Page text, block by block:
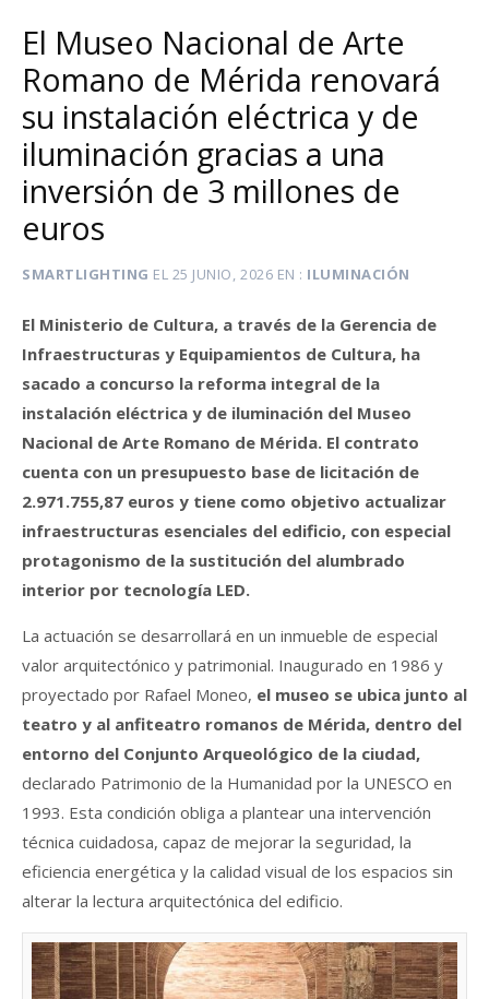
El Museo Nacional de Arte
Romano de Mérida renovará
su instalación eléctrica y de
iluminación gracias a una
inversión de 3 millones de
euros
SMARTLIGHTING EL 25 JUNIO, 2026 EN ILUMINACIÓN
El Ministerio de Cultura, a través de la Gerencia de
Infraestructuras y Equipamientos de Cultura, ha
sacado a concurso la reforma integral de la
instalación eléctrica y de iluminación del Museo
Nacional de Arte Romano de Mérida. El contrato
cuenta con un presupuesto base de licitación de
2.971.755,87 euros y tiene como objetivo actualizar
infraestructuras esenciales del edificio, con especial
protagonismo de la sustitución del alumbrado
interior por tecnología LED.
La actuación se desarrollará en un inmueble de especial
valor arquitectónico y patrimonial. Inaugurado en 1986 y
proyectado por Rafael Moneo, el museo se ubica junto al
teatro y al anfiteatro romanos de Mérida, dentro del
entorno del Conjunto Arqueológico de la ciudad,
declarado Patrimonio de la Humanidad por la UNESCO en
1993. Esta condición obliga a plantear una intervención
técnica cuidadosa, capaz de mejorar la seguridad, la
eficiencia energética y la calidad visual de los espacios sin
alterar la lectura arquitectónica del edificio.